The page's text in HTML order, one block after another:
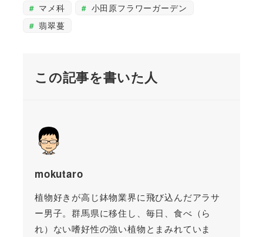
マメ科
小田原フラワーガーデン
翡翠蔓
この記事を書いた人
mokutaro
植物好きが高じ鉢物業界に飛び込んだアラサ
ー男子。群馬県に移住し、毎日、食べ（ら
れ）ない嗜好性の強い植物とまみれていま